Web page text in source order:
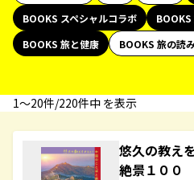
BOOKS スペシャルコラボ
BOOKS
BOOKS 旅と健康
BOOKS 旅の読
1〜20件/220件中 を表示
悠久の教え
絶景１００